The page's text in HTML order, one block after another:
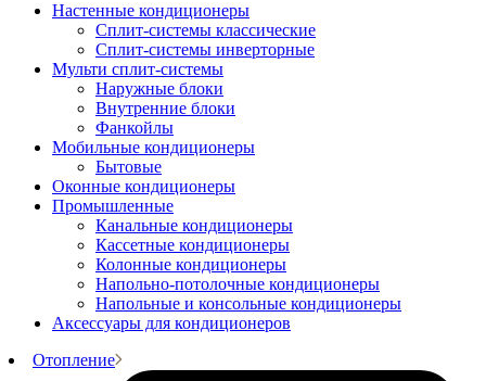
Настенные кондиционеры
Сплит-системы классические
Сплит-системы инверторные
Мульти сплит-системы
Наружные блоки
Внутренние блоки
Фанкойлы
Мобильные кондиционеры
Бытовые
Оконные кондиционеры
Промышленные
Канальные кондиционеры
Кассетные кондиционеры
Колонные кондиционеры
Напольно-потолочные кондиционеры
Напольные и консольные кондиционеры
Аксессуары для кондиционеров
Отопление